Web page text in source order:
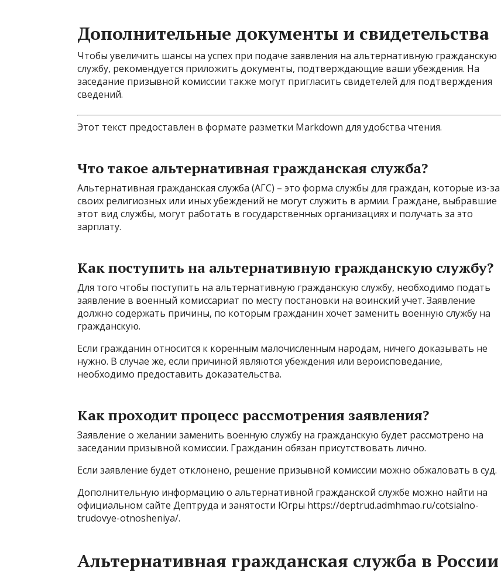
Дополнительные документы и свидетельства
Чтобы увеличить шансы на успех при подаче заявления на альтернативную гражданскую
службу, рекомендуется приложить документы, подтверждающие ваши убеждения. На
заседание призывной комиссии также могут пригласить свидетелей для подтверждения
сведений.
Этот текст предоставлен в формате разметки Markdown для удобства чтения.
Что такое альтернативная гражданская служба?
Альтернативная гражданская служба (АГС) – это форма службы для граждан, которые из-за
своих религиозных или иных убеждений не могут служить в армии. Граждане, выбравшие
этот вид службы, могут работать в государственных организациях и получать за это
зарплату.
Как поступить на альтернативную гражданскую службу?
Для того чтобы поступить на альтернативную гражданскую службу, необходимо подать
заявление в военный комиссариат по месту постановки на воинский учет. Заявление
должно содержать причины, по которым гражданин хочет заменить военную службу на
гражданскую.
Если гражданин относится к коренным малочисленным народам, ничего доказывать не
нужно. В случае же, если причиной являются убеждения или вероисповедание,
необходимо предоставить доказательства.
Как проходит процесс рассмотрения заявления?
Заявление о желании заменить военную службу на гражданскую будет рассмотрено на
заседании призывной комиссии. Гражданин обязан присутствовать лично.
Если заявление будет отклонено, решение призывной комиссии можно обжаловать в суд.
Дополнительную информацию о альтернативной гражданской службе можно найти на
официальном сайте Дептруда и занятости Югры https://deptrud.admhmao.ru/cotsialno-
trudovye-otnosheniya/.
Альтернативная гражданская служба в России